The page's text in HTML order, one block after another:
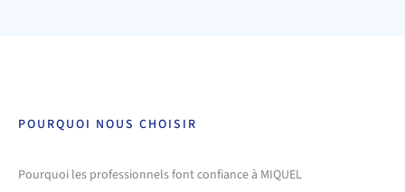
POURQUOI NOUS CHOISIR
Pourquoi les professionnels font confiance à MIQUEL